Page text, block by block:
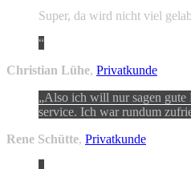
Super, da wird nicht viel
Christian Lühe, Privatkunde
Also ich will nur sagen gute
service. Ich war rundum
Rene Schütte, Privatkunde